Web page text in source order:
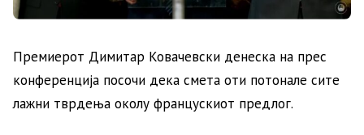
Премиерот Димитар Ковачевски денеска на прес
конференција посочи дека смета оти потонале сите
лажни тврдења околу францускиот предлог.